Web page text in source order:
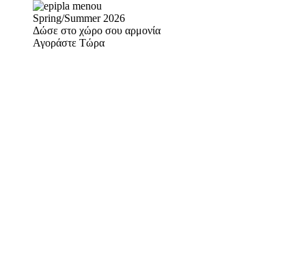
Spring/Summer 2026
Δώσε στο χώρο σου αρμονία
Αγοράστε Τώρα